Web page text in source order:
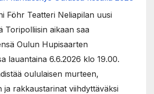
Föhr Teatteri Neliapilan uusi
Toripolliisin aikaan saa
Oulun Hupisaarten
lauantaina 6.6.2026 klo 19.00.
oululaisen murteen,
ja rakkaustarinat viihdyttäväksi